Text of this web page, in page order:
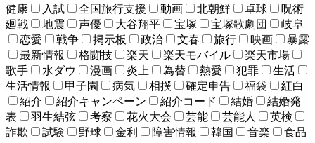
健康
入試 全国旅行支援 動画 北朝鮮 卓球
呪術
廻戦
地震 声優 大谷翔平 宝塚 宝塚歌劇団
岐阜
恋愛
戦争 掲示板 政治 文春 旅行 映画
暴露
最新情報
格闘技 楽天 楽天モバイル
楽天市場
歌手
水ダウ 漫画 炎上 為替 熱愛 犯罪
生活
生活情報
甲子園 病気 相撲 確定申告 福袋
紅白
紹介
紹介キャンペーン 紹介コード 結婚
結婚発
表
羽生結弦 考察 花火大会 芸能 芸能人
英検
詐欺
試験 野球 金利 障害情報 韓国 音楽
食品